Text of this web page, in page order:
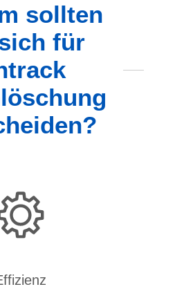
sollten
für